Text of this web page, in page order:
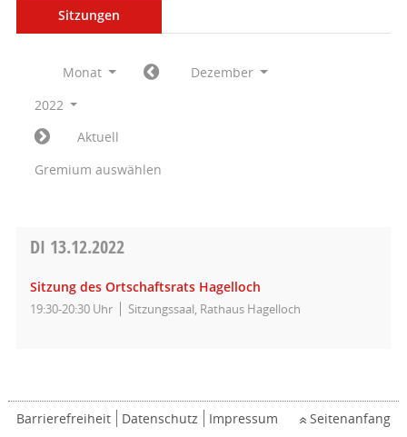
Sitzungen
Monat
Dezember
2022
Aktuell
Gremium auswählen
DI 13.12.2022
Sitzung des Ortschaftsrats Hagelloch
19:30-20:30 Uhr Sitzungssaal, Rathaus Hagelloch
Barrierefreiheit Datenschutz Impressum Seitenanfang